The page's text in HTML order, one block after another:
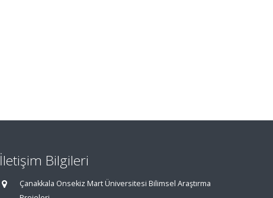
İletişim Bilgileri
Çanakkala Onsekiz Mart Üniversitesi Bilimsel Araştırma